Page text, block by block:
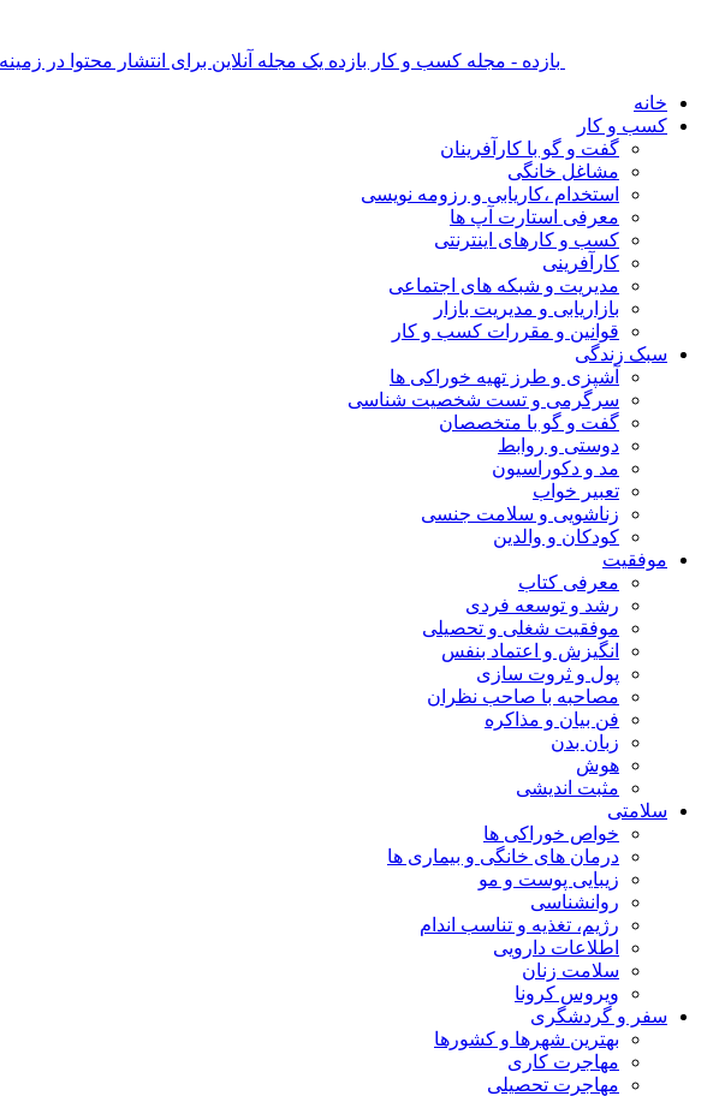
بازده - مجله کسب و کار بازده یک مجله آنلاین برای انتشار محتوا در
خانه
کسب و کار
گفت و گو با کارآفرینان
مشاغل خانگی
استخدام ،کاریابی و رزومه نویسی
معرفی استارت آپ ها
کسب و کارهای اینترنتی
کارآفرینی
مدیریت و شبکه های اجتماعی
بازاریابی و مدیریت بازار
قوانین و مقررات کسب و کار
سبک زندگی
آشپزی و طرز تهیه خوراکی ها
سرگرمی و تست شخصیت شناسی
گفت و گو با متخصصان
دوستی و روابط
مد و دکوراسیون
تعبیر خواب
زناشویی و سلامت جنسی
کودکان و والدین
موفقیت
معرفی کتاب
رشد و توسعه فردی
موفقیت شغلی و تحصیلی
انگیزش و اعتماد بنفس
پول و ثروت سازی
مصاحبه با صاحب نظران
فن بیان و مذاکره
زبان بدن
هوش
مثبت اندیشی
سلامتی
خواص خوراکی ها
درمان های خانگی و بیماری ها
زیبایی پوست و مو
روانشناسی
رژیم، تغذیه و تناسب اندام
اطلاعات دارویی
سلامت زنان
ویروس کرونا
سفر و گردشگری
بهترین شهرها و کشورها
مهاجرت کاری
مهاجرت تحصیلی